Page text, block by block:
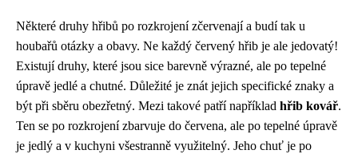
Některé druhy hřibů po rozkrojení zčervenají a budí tak u
houbařů otázky a obavy. Ne každý červený hřib je ale jedovatý!
Existují druhy, které jsou sice barevně výrazné, ale po tepelné
úpravě jedlé a chutné. Důležité je znát jejich specifické znaky a
být při sběru obezřetný. Mezi takové patří například hřib kovář.
Ten se po rozkrojení zbarvuje do červena, ale po tepelné úpravě
je jedlý a v kuchyni všestranně využitelný. Jeho chuť je po